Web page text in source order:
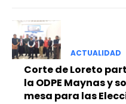
ACTUALIDAD
Corte de Loreto
la ODPE Maynas y
mesa para las